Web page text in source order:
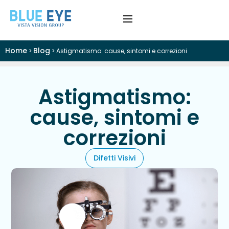
Home > Blog > Astigmatismo: cause, sintomi e correzioni
Astigmatismo:
cause, sintomi e
correzioni
Difetti Visivi
Difetti Visivi ›
Cataratta
Patologie
Trattamenti
Visite e Diagnostica ›
Chi Siamo ›
Colloquio Informativo